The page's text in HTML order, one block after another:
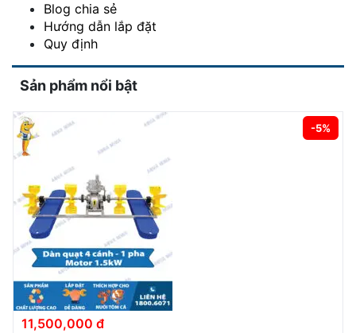
Blog chia sẻ
Hướng dẫn lắp đặt
Quy định
Sản phẩm nổi bật
-5%
11,500,000 đ